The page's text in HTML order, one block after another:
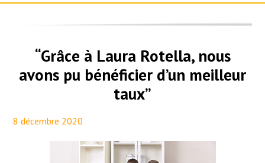
“Grâce à Laura Rotella, nous
avons pu bénéficier d’un meilleur
taux”
8 décembre 2020